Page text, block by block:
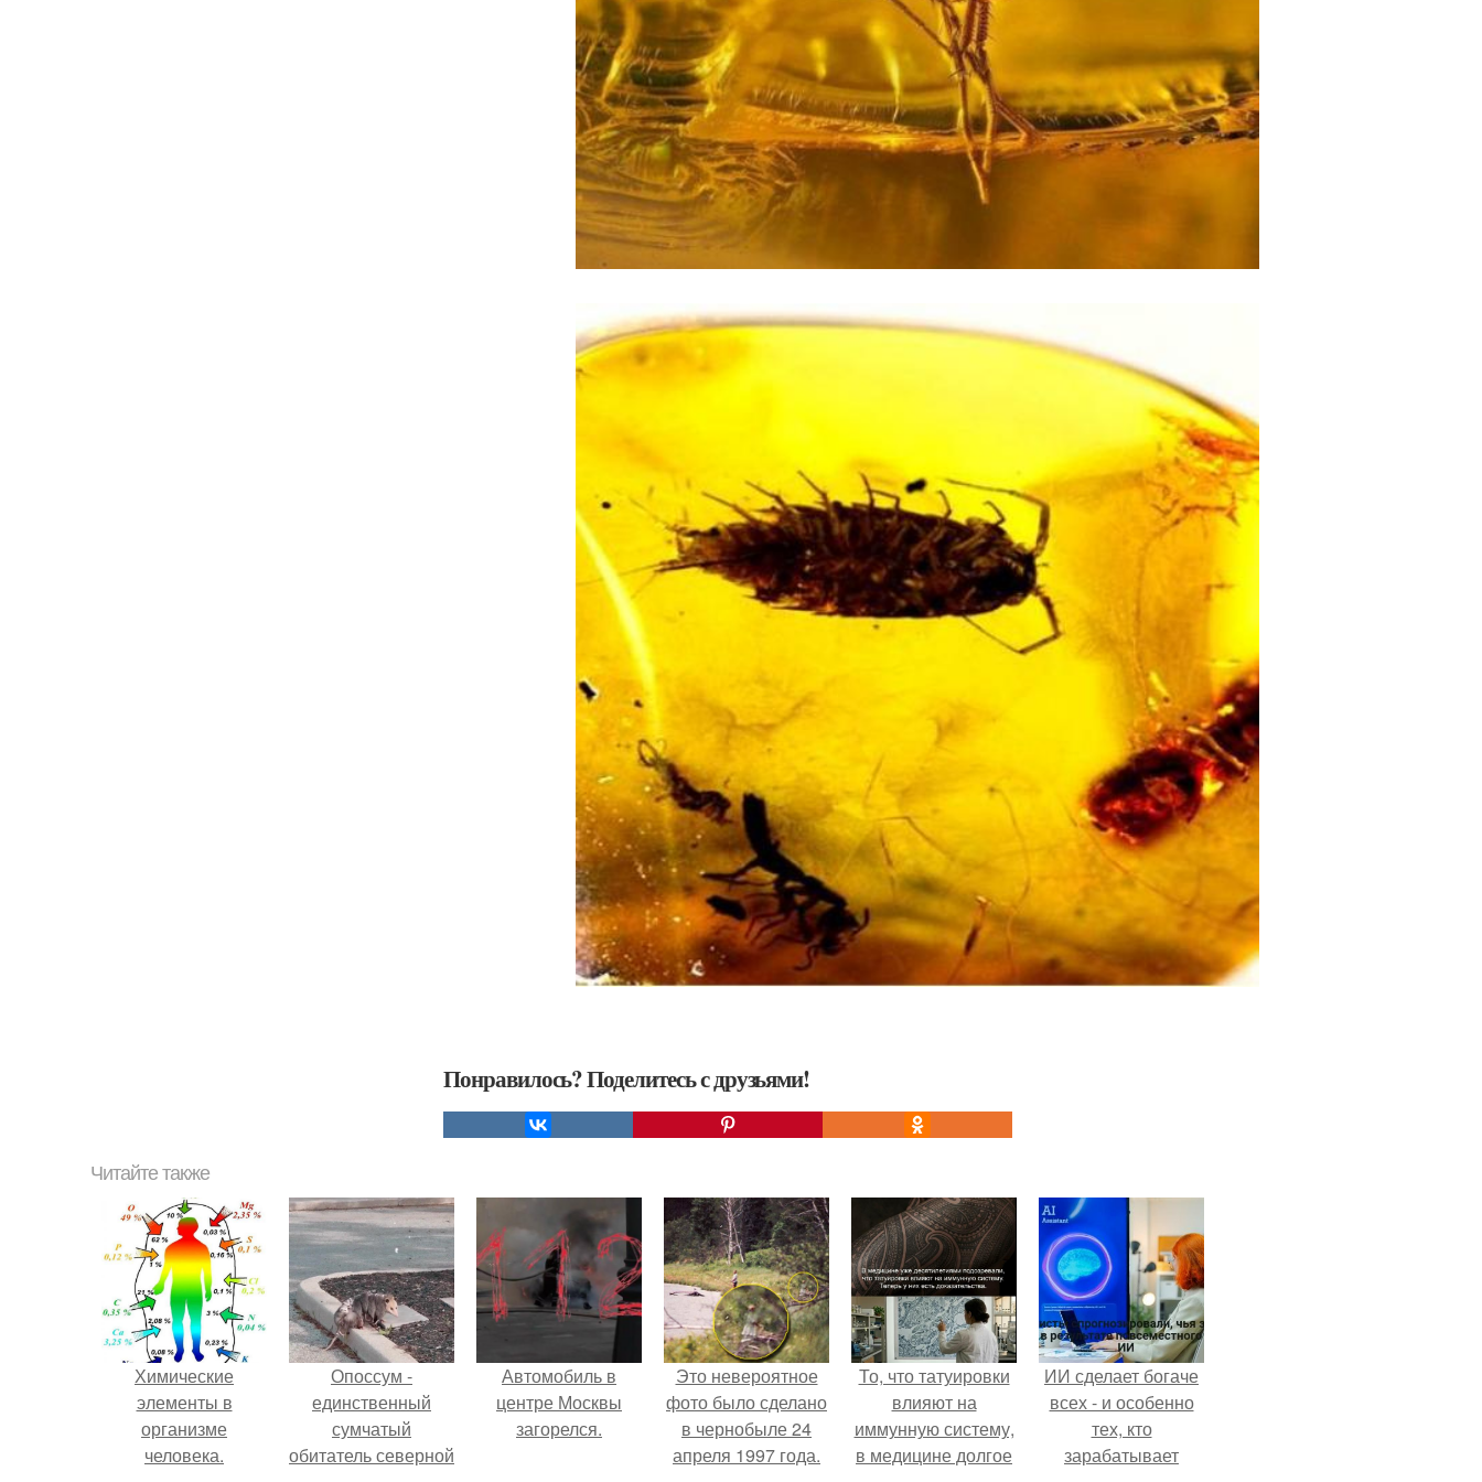
Понравилось? Поделитесь с друзьями!
Читайте также
Химические
элементы в
организме
человека.
Опоссум -
единственный
сумчатый
обитатель северной
Автомобиль в
центре Москвы
загорелся.
Это невероятное
фото было сделано
в чернобыле 24
апреля 1997 года.
То, что татуировки
влияют на
иммунную систему,
в медицине долгое
ИИ сделает богаче
всех - и особенно
тех, кто
зарабатывает